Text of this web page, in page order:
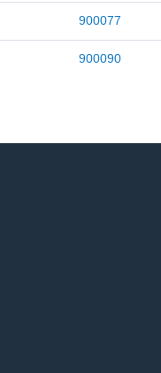
900077
900090